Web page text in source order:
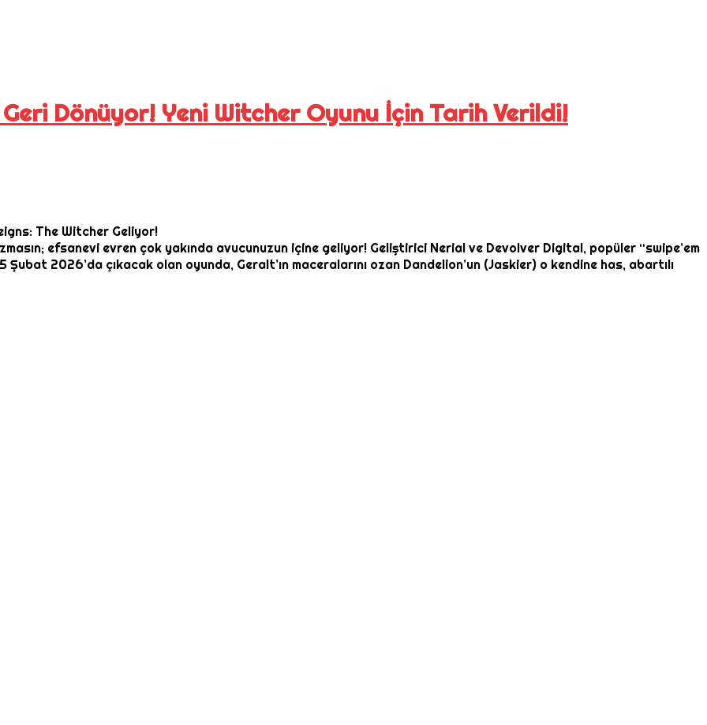
Dönüyor! Yeni Witcher Oyunu İçin Tarih Verildi!
The Witcher Geliyor!
efsanevi evren çok yakında avucunuzun içine geliyor! Geliştirici Nerial ve Devolver Digital, popüler “swipe’em
2026’da çıkacak olan oyunda, Geralt’ın maceralarını ozan Dandelion’un (Jaskier) o kendine has, abartılı